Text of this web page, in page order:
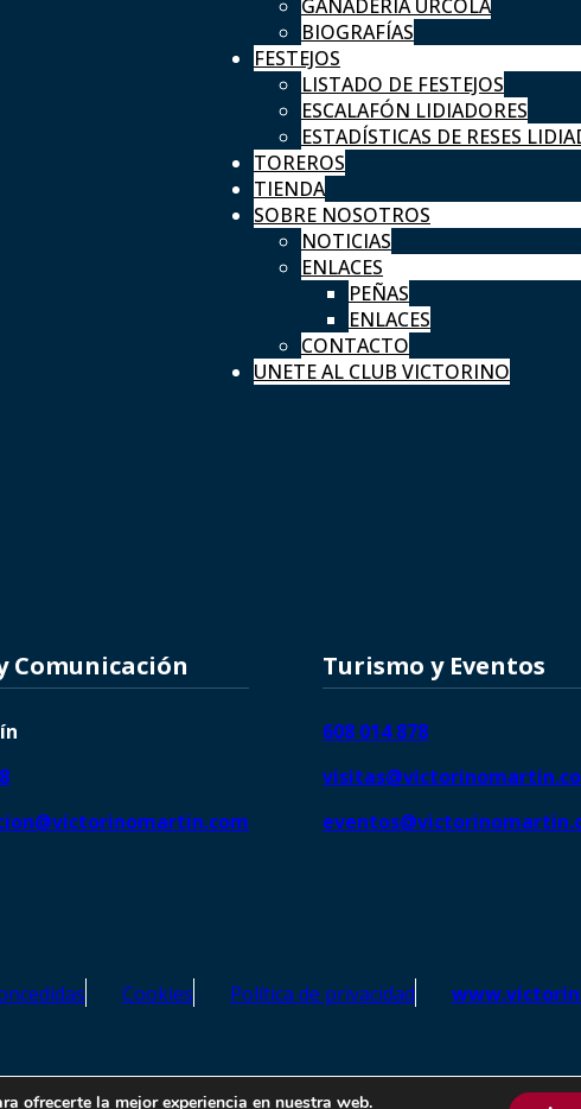
GANADERÍA URCOLA
BIOGRAFÍAS
FESTEJOS
LISTADO DE FESTEJOS
ESCALAFÓN LIDIADORES
ESTADÍSTICAS DE RESES
TOREROS
TIENDA
SOBRE NOSOTROS
NOTICIAS
ENLACES
PEÑAS
ENLACES
CONTACTO
UNETE AL CLUB VICTORINO
Comunicación Turismo y Eventos
608 014 878
Cookies Política de privacidad
Martín – Todos los derechos reservados | SEO de Agencia
ofrecerte la mejor experiencia en nuestra web.